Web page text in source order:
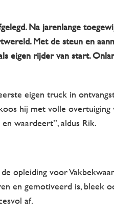
Na jarenlange
Met de steun en
eigen rijder van start.
eigen truck in
hij met volle
waardeert”, aldus Rik.
opleiding voor
en gemotiveerd is, bleek
af.